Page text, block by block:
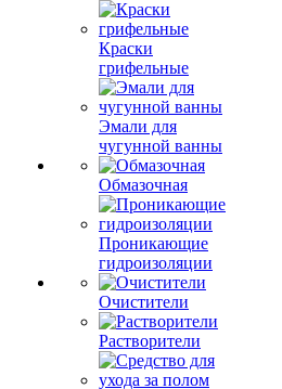
Краски
грифельные
Эмали для
чугунной ванны
Обмазочная
Проникающие
гидроизоляции
Очистители
Растворители